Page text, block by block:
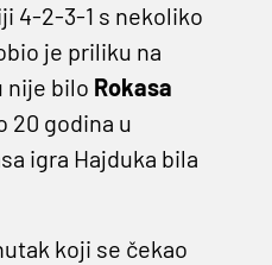
4-2-3-1 s nekoliko
je priliku na
nije bilo Rokasa
20 godina u
igra Hajduka bila
koji se čekao